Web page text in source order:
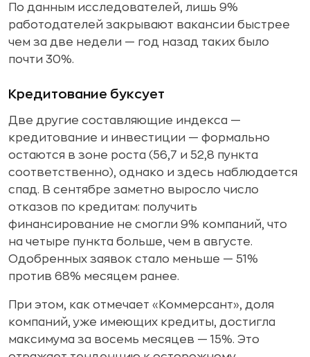
По данным исследователей, лишь 9%
работодателей закрывают вакансии быстрее
чем за две недели — год назад таких было
почти 30%.
Кредитование буксует
Две другие составляющие индекса —
кредитование и инвестиции — формально
остаются в зоне роста (56,7 и 52,8 пункта
соответственно), однако и здесь наблюдается
спад. В сентябре заметно выросло число
отказов по кредитам: получить
финансирование не смогли 9% компаний, что
на четыре пункта больше, чем в августе.
Одобренных заявок стало меньше — 51%
против 68% месяцем ранее.
При этом, как отмечает «Коммерсант», доля
компаний, уже имеющих кредиты, достигла
максимума за восемь месяцев — 15%. Это